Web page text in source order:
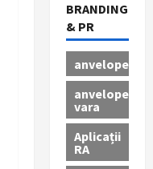
BRANDING
& PR
anvelope
anvelope
vara
Aplicații
RA